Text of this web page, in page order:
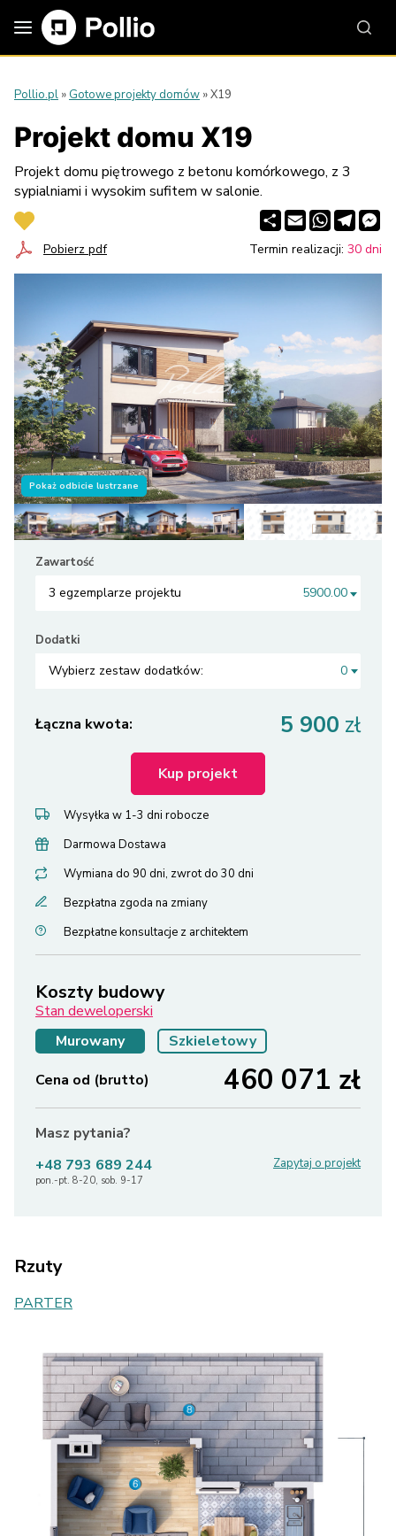
Pollio.pl » Gotowe projekty domów »X19
Projekt domu X19
Projekt domu piętrowego z betonu komórkowego, z 3
sypialniami i wysokim sufitem w salonie.
ShareEmailWhatsApp
Pobierz pdf
Termin realizacji: 30 dni
Zawartość
3 egzemplarze projektu 5900.00
Dodatki
Wybierz zestaw dodatków: 0
Łączna kwota: 5 900 zł
Kup projekt
Wysyłka w 1-3 dni robocze
Darmowa Dostawa
Wymiana do 90 dni, zwrot do 30 dni
Bezpłatna zgoda na zmiany
Bezpłatne konsultacje z architektem
Koszty budowy
Stan deweloperski
Murowany
Szkieletowy
Cena od (brutto) 460 071 zł
Masz pytania?
+48 793 689 244
pon.-pt. 8-20, sob. 9-17
Zapytaj o projekt
Pokaż odbicie lustrzane
Rzuty
PARTER